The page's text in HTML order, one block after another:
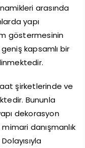
arasında
yapı
göstermesinin
kapsamlı bir
şirketlerinde ve
Bununla
dekorasyon
danışmanlık